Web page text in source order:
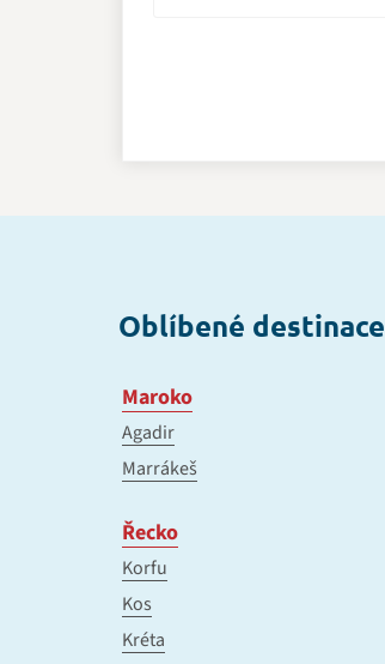
Oblíbené destinace
Maroko
Agadir
Marrákeš
Řecko
Korfu
Kos
Kréta